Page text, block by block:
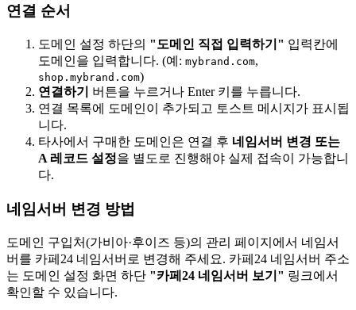
연결 순서
도메인 설정 하단의 "도메인 직접 입력하기" 입력칸에
도메인을 입력합니다. (예: mybrand.com,
shop.mybrand.com)
연결하기
버튼을 누르거나 Enter 키를 누릅니다.
연결 목록에 도메인이 추가되고 토스트 메시지가 표시됩
니다.
타사에서 구매한 도메인은 연결 후 네임서버 변경 또는
A 레코드 설정을 별도로 진행해야 실제 접속이 가능합니
다.
네임서버 변경 방법
도메인 구입처(가비아·후이즈 등)의 관리 페이지에서 네임서
버를 카페24 네임서버로 변경해 주세요. 카페24 네임서버 주소
는 도메인 설정 화면 하단 "카페24 네임서버 보기" 링크에서
확인할 수 있습니다.